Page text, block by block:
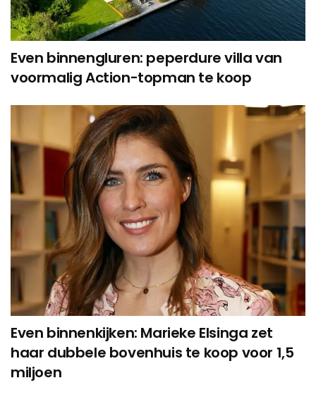
Even binnengluren: peperdure villa van
voormalig Action-topman te koop
Even binnenkijken: Marieke Elsinga zet
haar dubbele bovenhuis te koop voor 1,5
miljoen